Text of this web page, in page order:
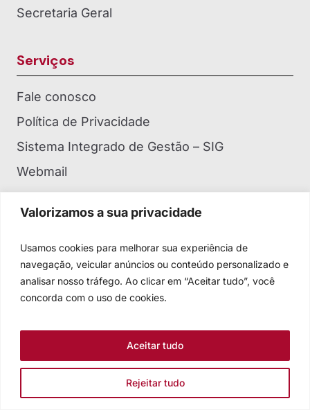
Valorizamos a sua privacidade
Usamos cookies para melhorar sua experiência de
navegação, veicular anúncios ou conteúdo personalizado e
analisar nosso tráfego. Ao clicar em “Aceitar tudo”, você
concorda com o uso de cookies.
Rejeitar tudo
Aceitar tudo
Secretaria Geral
Serviços
Fale conosco
Política de Privacidade
Sistema Integrado de Gestão – SIG
Webmail
Baixar para Android